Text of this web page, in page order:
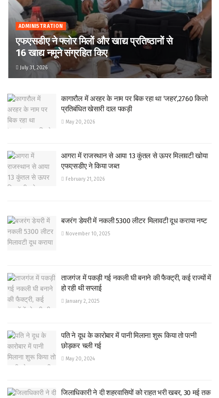
ADMINISTRATION
एफएसडीए ने फ्लोर मिलों और खाद्य प्रतिष्ठानों से
16 खाद्य नमूने संग्रहित किए
July 31, 2026
कागारौल में अरहर के नाम पर बिक रहा था ‘जहर’,2760 किलो
प्रतिबंधित खेसारी दाल पकड़ी
May 20, 2026
आगरा में राजस्थान से आया 13 कुंतल से ऊपर मिलावटी खोया
एफएसडीए ने किया जब्त
February 21, 2026
बजरंग डेयरी में नकली 5300 लीटर मिलावटी दूध कराया नष्ट
November 10, 2025
ताजगंज में पकड़ी गई नकली घी बनाने की फैक्ट्री, कई राज्यों में
हो रही थी सप्लाई
January 2, 2025
पति ने दूध के कारोबार में पानी मिलाना शुरू किया तो पत्नी
छोड़कर चली गई
May 20, 2024
जिलाधिकारी ने दी शहरवासियों को राहत भरी खबर, 30 मई तक